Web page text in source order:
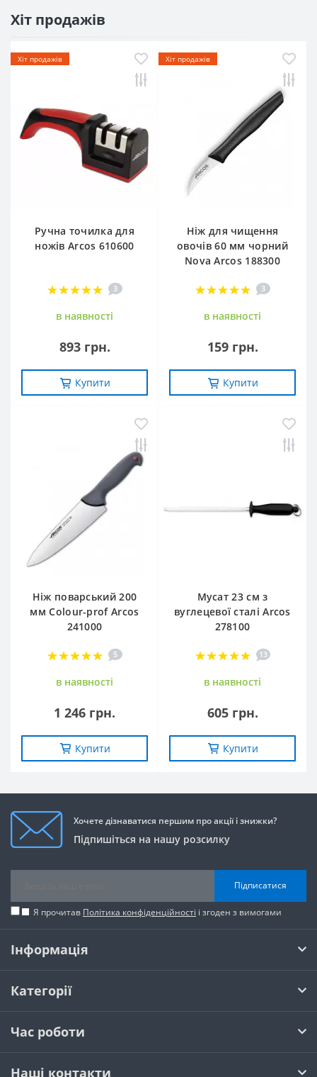
Хіт продажів
Хіт продажів
Ручна точилка для
ножів Arcos 610600
3
в наявностi
893 грн.
Купити
Хіт продажів
Ніж для чищення
овочів 60 мм чорний
Nova Arcos 188300
3
в наявностi
159 грн.
Купити
Ніж поварський 200
мм Сolour-prof Arcos
241000
5
в наявностi
1 246 грн.
Купити
Мусат 23 см з
вуглецевої сталі Arcos
278100
13
в наявностi
605 грн.
Купити
Хочете дізнаватися першим про акції і знижки?
Підпишіться на нашу розсилку
Підписатися
Я прочитав Політика конфіденційності і згоден з вимогами
Інформація
Категорії
Час роботи
Наші контакти